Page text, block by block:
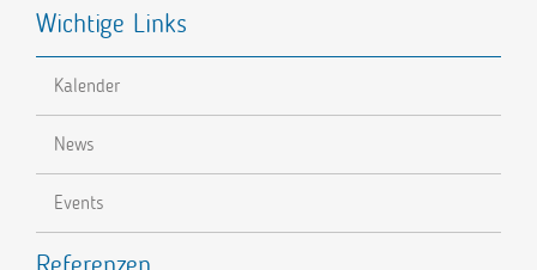
Wichtige Links
Kalender
News
Events